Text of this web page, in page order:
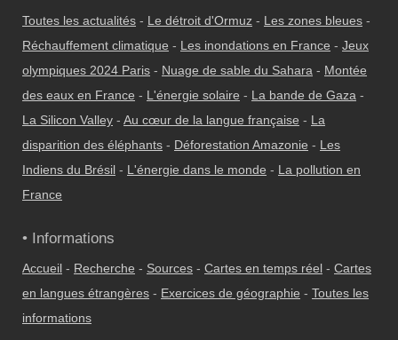
Toutes les actualités - Le détroit d'Ormuz - Les zones bleues -
Réchauffement climatique - Les inondations en France - Jeux
olympiques 2024 Paris - Nuage de sable du Sahara - Montée
des eaux en France - L'énergie solaire - La bande de Gaza -
La Silicon Valley - Au cœur de la langue française - La
disparition des éléphants - Déforestation Amazonie - Les
Indiens du Brésil - L'énergie dans le monde - La pollution en
France
• Informations
Accueil - Recherche - Sources - Cartes en temps réel - Cartes
en langues étrangères - Exercices de géographie - Toutes les
informations